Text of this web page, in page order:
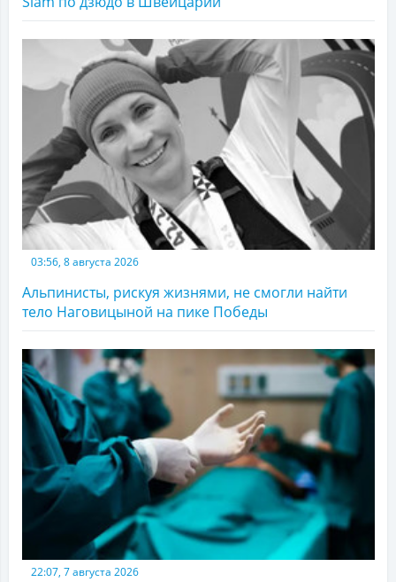
03:56, 8 августа 2026
Альпинисты, рискуя жизнями, не смогли найти
тело Наговицыной на пике Победы
22:07, 7 августа 2026